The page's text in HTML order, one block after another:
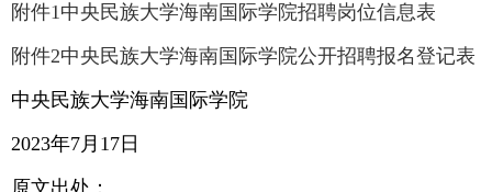
附件1中央民族大学海南国际学院招聘岗位信息表
附件2中央民族大学海南国际学院公开招聘报名登记表
中央民族大学海南国际学院
2023年7月17日
原文出处：